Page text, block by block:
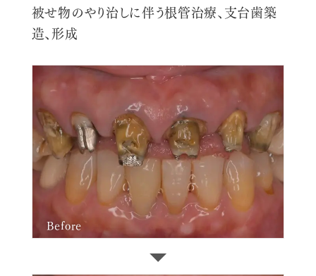
被せ物のやり治しに伴う根管治療、支台歯築
造、形成
Before